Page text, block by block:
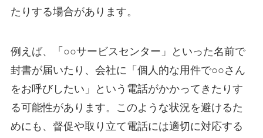
たりする場合があります。
例えば、「○○サービスセンター」といった名前で
封書が届いたり、会社に「個人的な用件で○○さん
をお呼びしたい」という電話がかかってきたりす
る可能性があります。このような状況を避けるた
めにも、督促や取り立て電話には適切に対応する